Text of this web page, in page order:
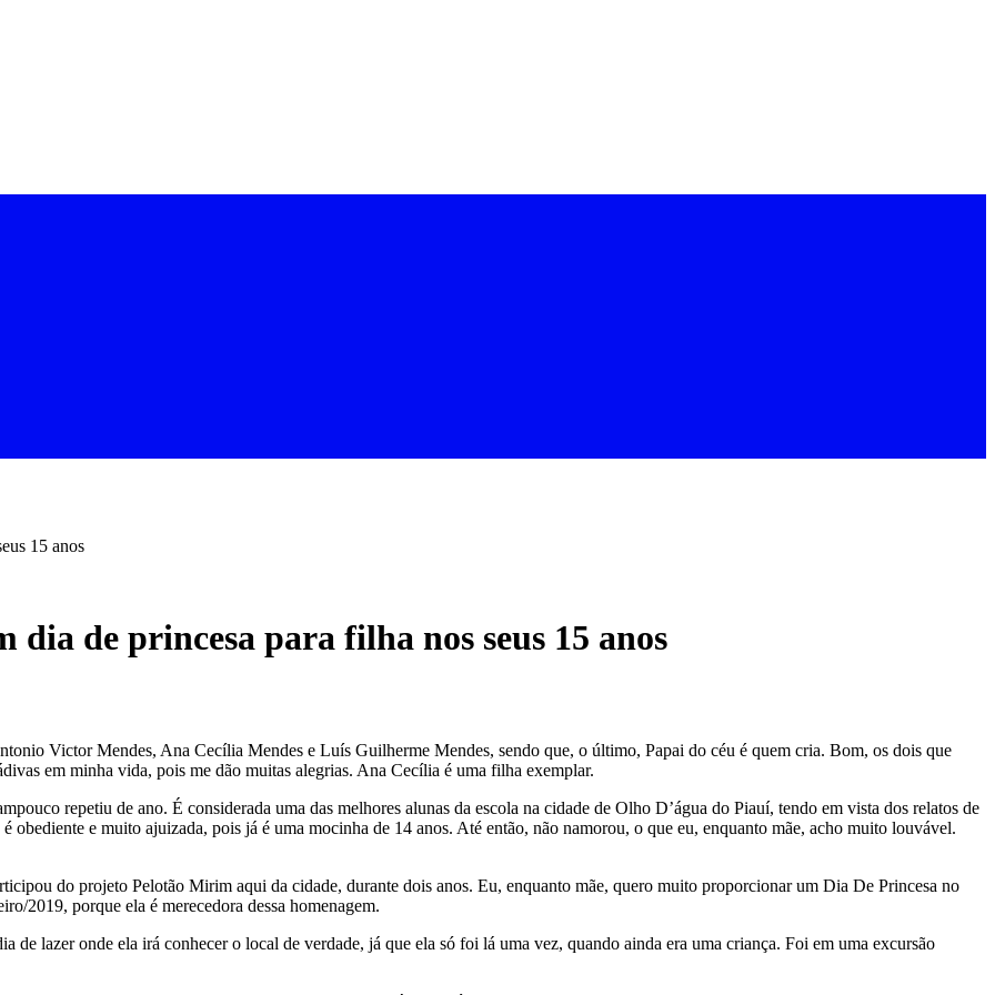
15 anos
de princesa para filha nos seus 15 anos
Victor Mendes, Ana Cecília Mendes e Luís Guilherme Mendes, sendo que, o último, Papai do céu é quem cria. Bom, os dois que
em minha vida, pois me dão muitas alegrias. Ana Cecília é uma filha exemplar.
repetiu de ano. É considerada uma das melhores alunas da escola na cidade de Olho D’água do Piauí, tendo em vista dos relatos de
obediente e muito ajuizada, pois já é uma mocinha de 14 anos. Até então, não namorou, o que eu, enquanto mãe, acho muito louvável.
do projeto Pelotão Mirim aqui da cidade, durante dois anos. Eu, enquanto mãe, quero muito proporcionar um Dia De Princesa no
2019, porque ela é merecedora dessa homenagem.
de lazer onde ela irá conhecer o local de verdade, já que ela só foi lá uma vez, quando ainda era uma criança. Foi em uma excursão